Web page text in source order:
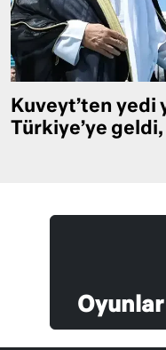
Kuveyt’ten yedi
Türkiye’ye